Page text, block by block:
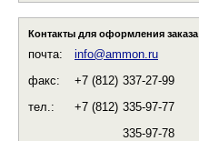
Контакты для оформления заказа
почта:
info@ammon.ru
факс:
+7 (812) 337-27-99
тел.:
+7 (812) 335-97-77
335-97-78